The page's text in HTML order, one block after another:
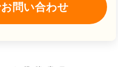
問い合わせ